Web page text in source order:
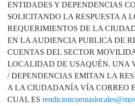
ENTIDADES Y DEPENDENCIAS
SOLICITANDO LA RESPUESTA A
REQUERIMIENTOS DE LA
EN LA AUDIENCIA PUBLICA DE
CUENTAS DEL SECTOR
LOCALIDAD DE USAQUÉN. UNA
/ DEPENDENCIAS EMITAN LA
A LA CIUDADANÍA VÍA CORREO
CUAL ES